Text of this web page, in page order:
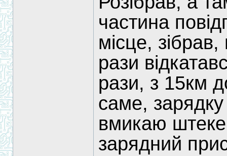
частина
місце,
рази
рази, з 15км
саме,
вмикаю
зарядний